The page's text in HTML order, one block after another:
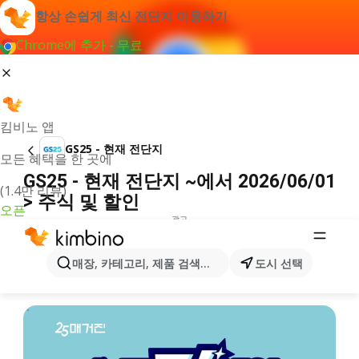
항상 손쉽게 최신 전단지 이용하기
Chrome에 추가 - 무료
킴비노 앱
모든 혜택을 한 곳에
(1.4만 리뷰)
오픈
매장, 카테고리, 제품 검색... 도시 선택
GS25 - 현재 전단지
GS25 - 현재 전단지 ~에서 2026/06/01
> 주식 및 할인
광고